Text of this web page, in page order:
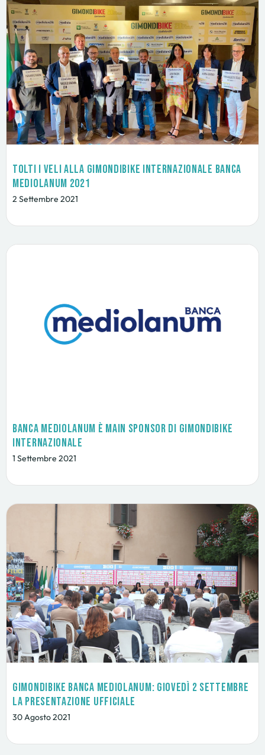
Tolti i veli alla GimondiBike Internazionale Banca
Mediolanum 2021
2 Settembre 2021
Banca Mediolanum è main sponsor di GimondiBike
Internazionale
1 Settembre 2021
GimondiBike Banca Mediolanum: giovedì 2 settembre
la presentazione ufficiale
30 Agosto 2021